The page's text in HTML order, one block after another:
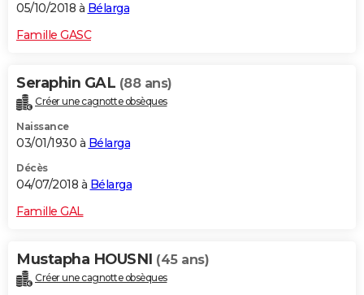
05/10/2018 à Bélarga
Famille GASC
Seraphin GAL (88 ans)
Créer une cagnotte obsèques
Naissance
03/01/1930 à Bélarga
Décès
04/07/2018 à Bélarga
Famille GAL
Mustapha HOUSNI (45 ans)
Créer une cagnotte obsèques